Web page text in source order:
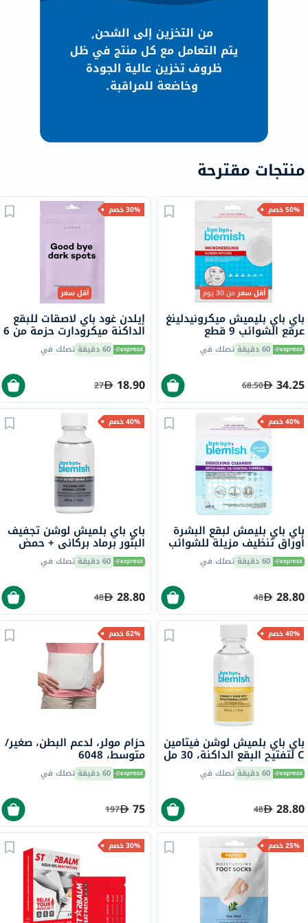
منتجات مقترحة
50% خصم
أقل سعرمن 30 يوم
باي باي بليميش ميكرونيدلينغ
عرقع الشوائب 9 قطع
60 دقيقة تصلك في
34.25
68.50
30% خصم
أقل سعر
إيلدن غود باي لاصقات للبقع
الداكنة ميكرودارت حزمة من 6
60 دقيقة تصلك في
18.90
27
40% خصم
باي باي بليمش لبقع البشرة
أوراق تنظيف مزيلة للشوائب
50 ورقة 60 دقيقة تصلك في
28.80
48
40% خصم
باي باي بلميش لوشن تجفيف
البثور برماد بركاني + حمض
الساليسيليك، 30 مل
60 دقيقة تصلك في
28.80
48
40% خصم
باي باي بلميش لوشن فيتامين
C لتفتيح البقع الداكنة، 30 مل
60 دقيقة تصلك في
28.80
48
62% خصم
حزام مولر، لدعم البطن، صغير/
متوسط، 6048
60 دقيقة تصلك في
75
197
25% خصم 30% خصم